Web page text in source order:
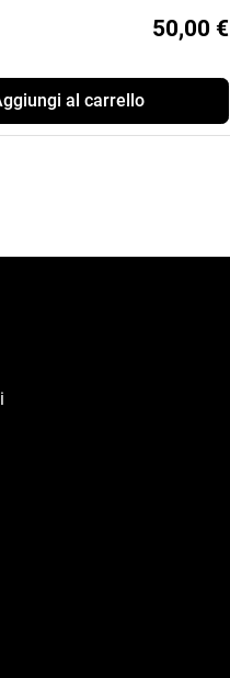
50,00 €
al carrello